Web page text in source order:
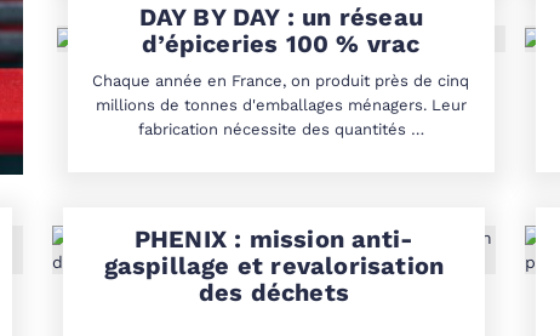
DAY BY DAY : un réseau
d’épiceries 100 % vrac
Chaque année en France, on produit près de cinq
millions de tonnes d'emballages ménagers. Leur
fabrication nécessite des quantités …
PHENIX : mission anti-
gaspillage et revalorisation
des déchets